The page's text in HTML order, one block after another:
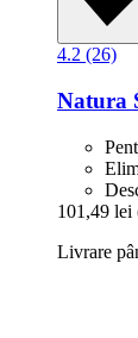
4.2 (26)
Natura
101,49 lei
Livrare